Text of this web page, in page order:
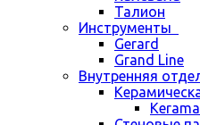
Талион
Инструменты
Gerard
Grand Line
Внутренняя